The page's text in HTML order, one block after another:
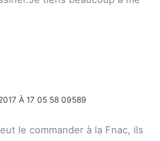
À 17 05 58 09589
le commander à la Fnac, ils